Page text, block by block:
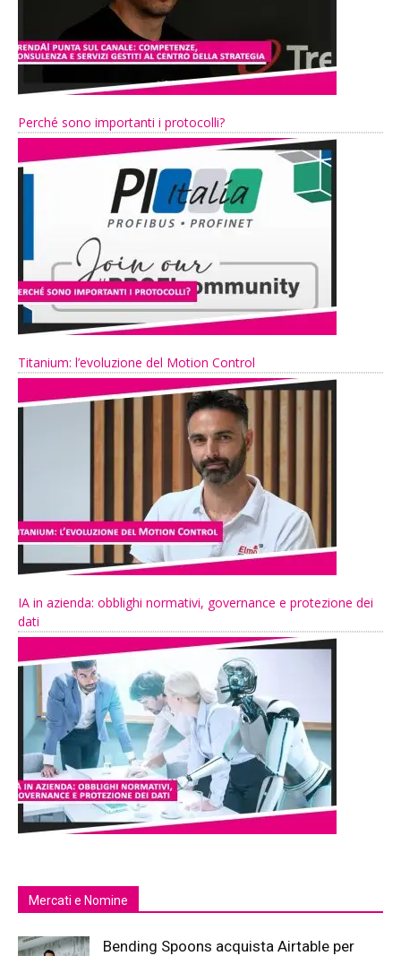
Perché sono importanti i protocolli?
Titanium: l’evoluzione del Motion Control
IA in azienda: obblighi normativi, governance e protezione dei
dati
Mercati e Nomine
Bending Spoons acquista Airtable per